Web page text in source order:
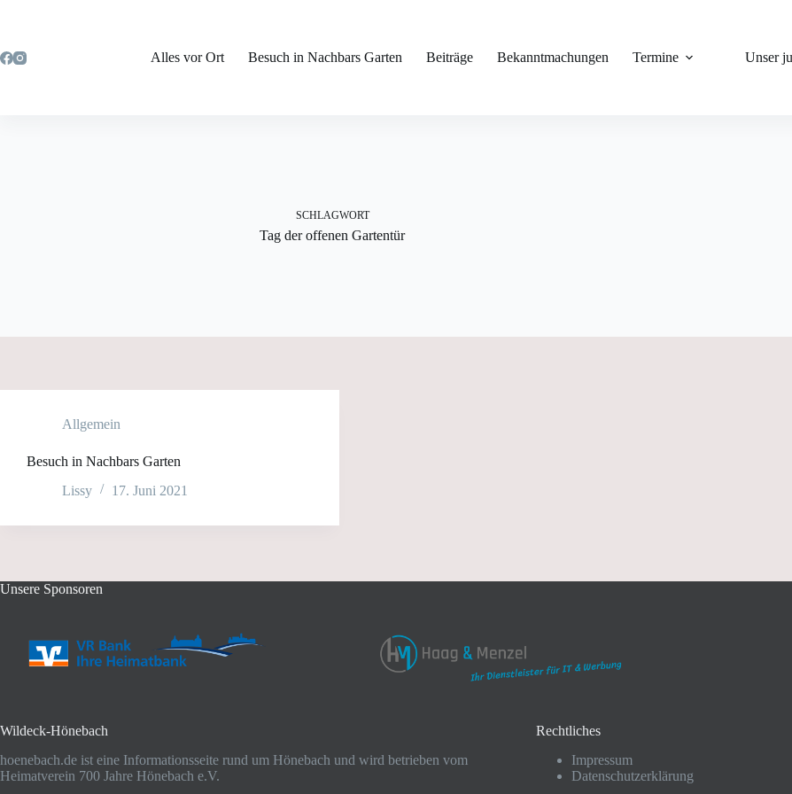
Alles vor Ort
Besuch in Nachbars Garten Beiträge Bekanntmachungen Termine Unser
SCHLAGWORT
Tag der offenen Gartentür
Allgemein
Besuch in Nachbars Garten
Lissy
17. Juni 2021
Unsere Sponsoren
Wildeck-Hönebach
hoenebach.de ist eine Informationsseite rund um Hönebach und wird betrieben vom
Heimatverein 700 Jahre Hönebach e.V.
Rechtliches
Impressum
Datenschutzerklärung